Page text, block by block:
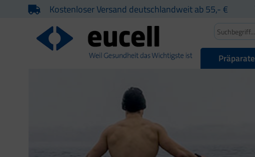
Kostenloser Versand deutschlandweit ab 55,- €
Präparate